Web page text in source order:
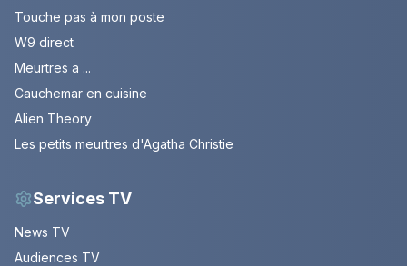
Touche pas à mon poste
W9 direct
Meurtres a ...
Cauchemar en cuisine
Alien Theory
Les petits meurtres d'Agatha Christie
Services TV
News TV
Audiences TV